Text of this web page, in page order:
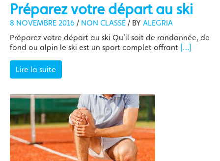
Préparez votre départ au ski
8 NOVEMBRE 2016 / NON CLASSÉ / BY ALEGRIA
Préparez votre départ au ski Qu’il soit de randonnée, de
fond ou alpin le ski est un sport complet offrant […]
Lire la suite